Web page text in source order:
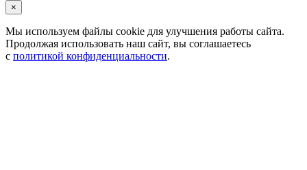
×
Мы используем файлы cookie для улучшения работы сайта.
Продолжая использовать наш сайт, вы соглашаетесь
с политикой конфиденциальности.